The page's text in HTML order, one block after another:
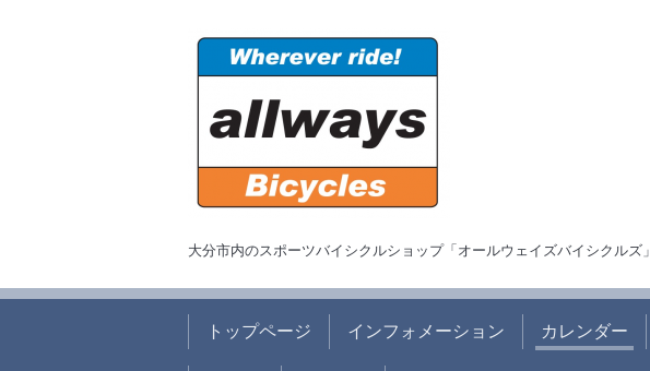
大分市内のスポーツバイシクルショップ「オールウェイズバイシクルズ」
トップページ インフォメーション カレンダー